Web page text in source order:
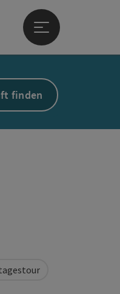
Linz, stark bewölkt
Hauptmenü öffnen
finden